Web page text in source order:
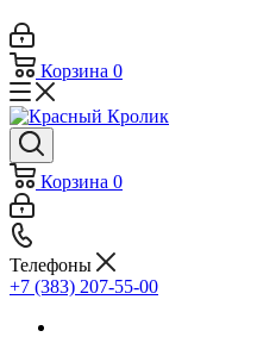
Корзина 0
Корзина 0
Телефоны
+7 (383) 207-55-00